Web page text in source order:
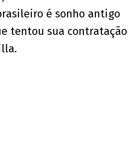
é sonho antigo
tentou sua contratação